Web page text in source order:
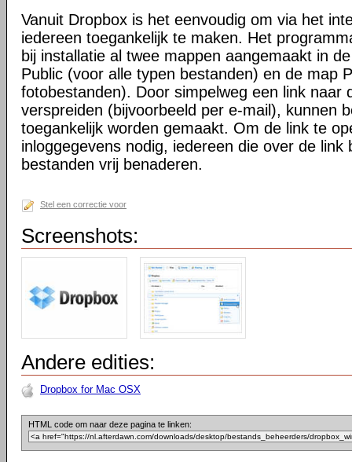
Vanuit Dropbox is het eenvoudig om via het
iedereen toegankelijk te maken. Het
bij installatie al twee mappen aangemaakt in
Public (voor alle typen bestanden) en de map
fotobestanden). Door simpelweg een link naar
verspreiden (bijvoorbeeld per e-mail), kunnen
toegankelijk worden gemaakt. Om de link te
inloggegevens nodig, iedereen die over de link
bestanden vrij benaderen.
Stel een correctie voor
Screenshots:
Andere edities:
Dropbox for Mac OSX
HTML code om naar deze pagina te linken: